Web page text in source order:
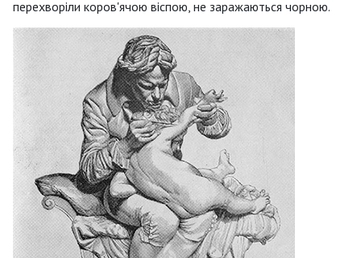
перехворіли коров'ячою віспою, не заражаються чорною.